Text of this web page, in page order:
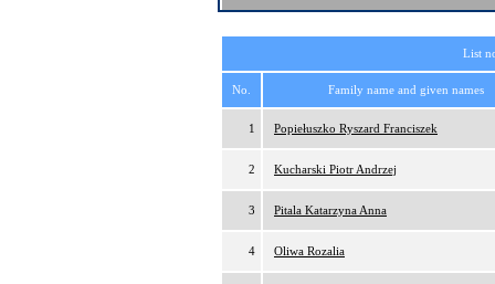
List
No. Family name and given names
1 Popiełuszko Ryszard Franciszek
2 Kucharski Piotr Andrzej
3 Pitala Katarzyna Anna
4 Oliwa Rozalia